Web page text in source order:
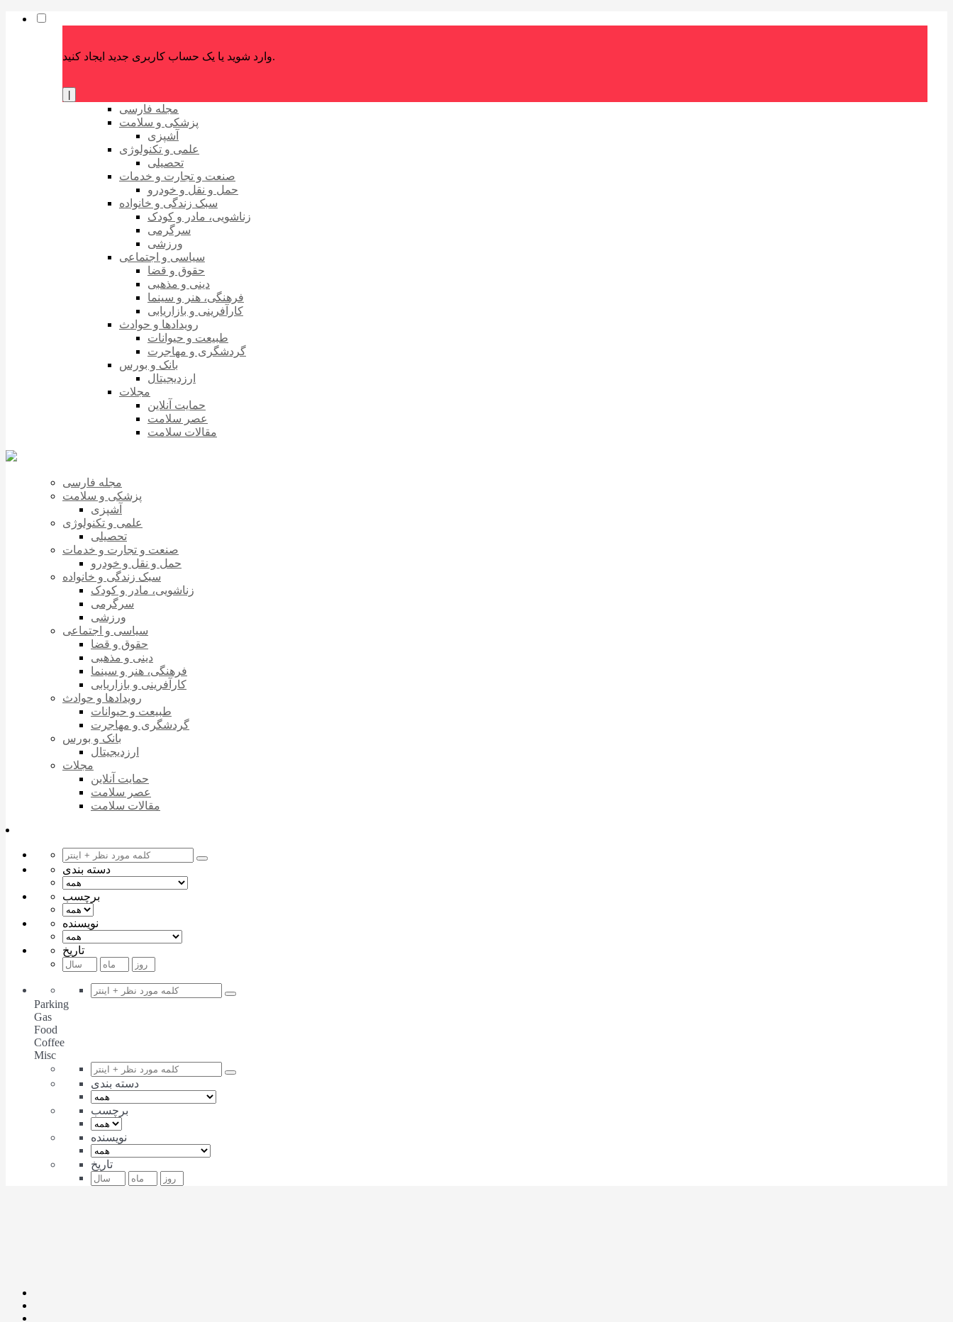
وارد شوید یا یک حساب کاربری جدید ایجاد کنید.
مجله فارسی
پزشکی و سلامت
آشپزی
علمی و تکنولوژی
تحصیلی
صنعت و تجارت و خدمات
حمل و نقل و خودرو
سبک زندگی و خانواده
زناشویی، مادر و کودک
سرگرمی
ورزشی
سیاسی و اجتماعی
حقوق و قضا
دینی و مذهبی
فرهنگی، هنر و سینما
کارآفرینی و بازاریابی
رویدادها و حوادث
طبیعت و حیوانات
گردشگری و مهاجرت
بانک و بورس
ارزدیجیتال
مجلات
حمایت آنلاین
عصر سلامت
مقالات سلامت
مجله فارسی
پزشکی و سلامت
آشپزی
علمی و تکنولوژی
تحصیلی
صنعت و تجارت و خدمات
حمل و نقل و خودرو
سبک زندگی و خانواده
زناشویی، مادر و کودک
سرگرمی
ورزشی
سیاسی و اجتماعی
حقوق و قضا
دینی و مذهبی
فرهنگی، هنر و سینما
کارآفرینی و بازاریابی
رویدادها و حوادث
طبیعت و حیوانات
گردشگری و مهاجرت
بانک و بورس
ارزدیجیتال
مجلات
حمایت آنلاین
عصر سلامت
مقالات سلامت
دسته بندی
برچسب
نویسنده
تاریخ
Parking
Gas
Food
Coffee
Misc
دسته بندی
برچسب
نویسنده
تاریخ